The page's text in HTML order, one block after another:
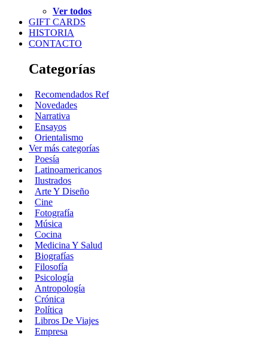
Ver todos
GIFT CARDS
HISTORIA
CONTACTO
Categorías
Recomendados Ref
Novedades
Narrativa
Ensayos
Orientalismo
Ver más categorías
Poesía
Latinoamericanos
Ilustrados
Arte Y Diseño
Cine
Fotografía
Música
Cocina
Medicina Y Salud
Biografías
Filosofía
Psicología
Antropología
Crónica
Política
Libros De Viajes
Empresa